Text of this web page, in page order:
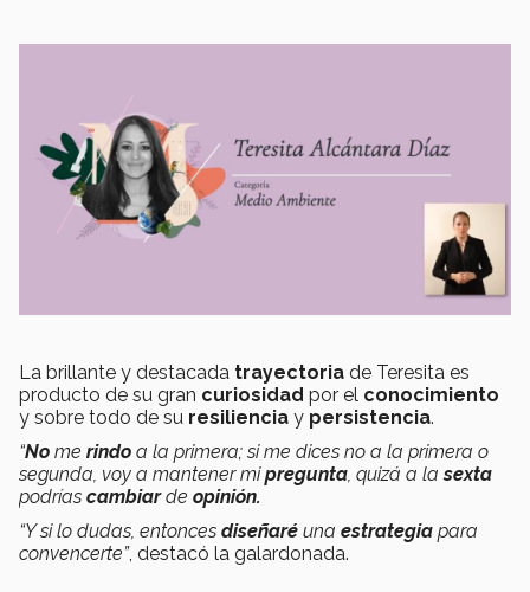
La brillante y destacada trayectoria de Teresita es
producto de su gran curiosidad por el conocimiento
y sobre todo de su resiliencia y persistencia.
“No me rindo a la primera; si me dices no a la primera o
segunda, voy a mantener mipregunta , quizá a lasexta
podrías cambiarde opinión.
“Y si lo dudas, entonces diseñaré una estrategia para
convencerte”, destacó la galardonada.